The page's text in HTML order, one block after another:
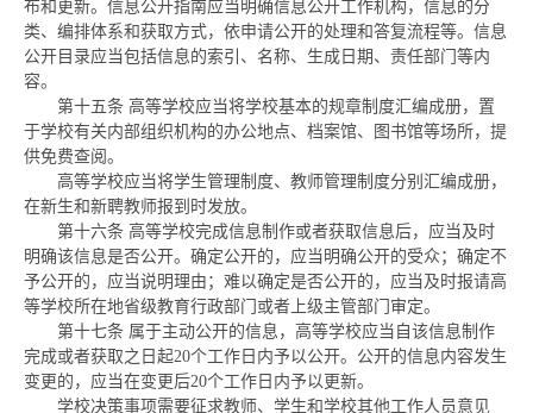
布和更新。信息公开指南应当明确信息公开工作机构，信息的分
类、编排体系和获取方式，依申请公开的处理和答复流程等。信息
公开目录应当包括信息的索引、名称、生成日期、责任部门等内
容。
第十五条 高等学校应当将学校基本的规章制度汇编成册，置
于学校有关内部组织机构的办公地点、档案馆、图书馆等场所，提
供免费查阅。
高等学校应当将学生管理制度、教师管理制度分别汇编成册，
在新生和新聘教师报到时发放。
第十六条 高等学校完成信息制作或者获取信息后，应当及时
明确该信息是否公开。确定公开的，应当明确公开的受众；确定不
予公开的，应当说明理由；难以确定是否公开的，应当及时报请高
等学校所在地省级教育行政部门或者上级主管部门审定。
第十七条 属于主动公开的信息，高等学校应当自该信息制作
完成或者获取之日起20个工作日内予以公开。公开的信息内容发生
变更的，应当在变更后20个工作日内予以更新。
学校决策事项需要征求教师、学生和学校其他工作人员意见